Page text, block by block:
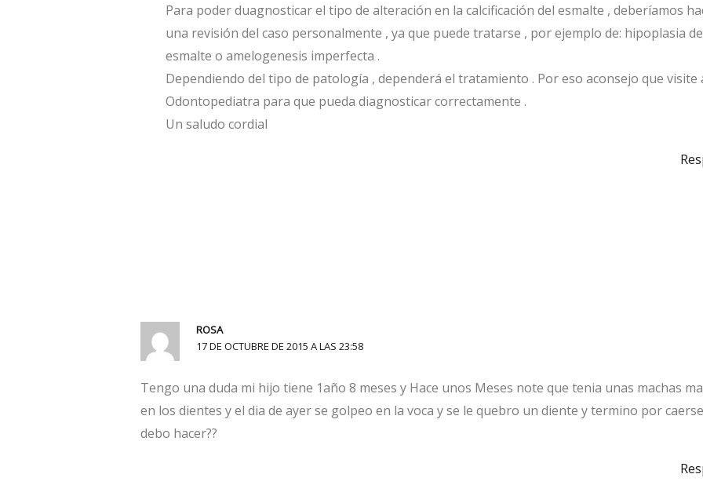
Para poder duagnosticar el tipo de alteración en la calcificación del esmalte , deberíamos
una revisión del caso personalmente , ya que puede tratarse , por ejemplo de: hipoplasia
esmalte o amelogenesis imperfecta .
Dependiendo del tipo de patología , dependerá el tratamiento . Por eso aconsejo que visite
Odontopediatra para que pueda diagnosticar correctamente .
Un saludo cordial
ROSA
17 DE OCTUBRE DE 2015 A LAS 23:58
Tengo una duda mi hijo tiene 1año 8 meses y Hace unos Meses note que tenia unas machas
en los dientes y el dia de ayer se golpeo en la voca y se le quebro un diente y termino por
debo hacer??